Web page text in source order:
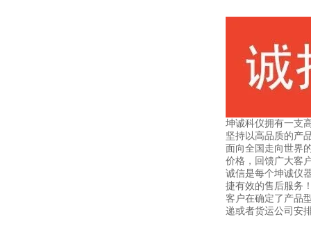
坤诚科仪拥有一支
坚持以高品质的产
面向全国走向世界
价格，回馈广大客
诚信是每个坤诚仪
捷有效的售后服务
客户在确定了产品
递或者货运公司安